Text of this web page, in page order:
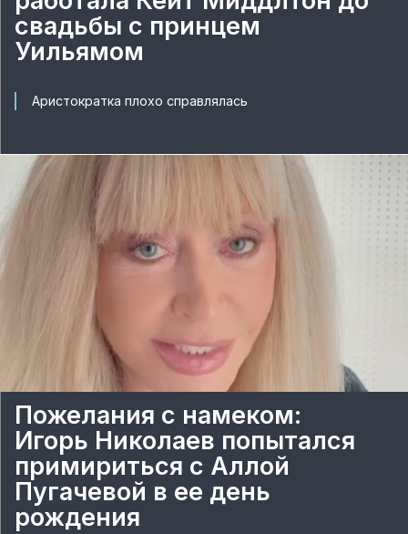
свадьбы с принцем
Уильямом
Аристократка плохо справлялась
Пожелания с намеком:
Игорь Николаев попытался
примириться с Аллой
Пугачевой в ее день
рождения